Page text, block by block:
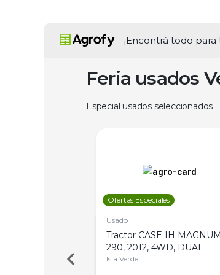
¡Encontrá todo
Feria usados
Especial usados seleccionados
Ofertas Especiales
Usado
Tractor CASE IH MAGNUM
290, 2012, 4WD, DUAL
Isla Verde